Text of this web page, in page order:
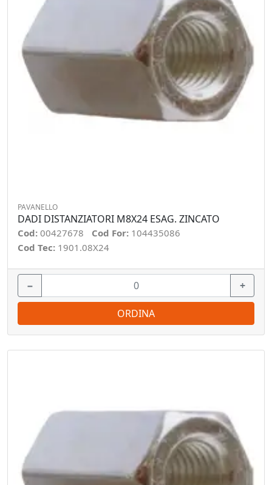
PAVANELLO
DADI DISTANZIATORI M8X24 ESAG. ZINCATO
Cod: 00427678 Cod For: 104435086
Cod Tec: 1901.08X24
− +
ORDINA